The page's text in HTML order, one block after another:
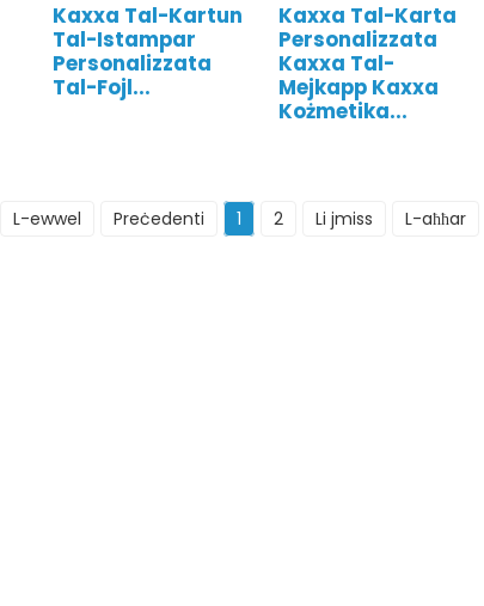
Kaxxa Tal-Kartun
Tal-Istampar
Personalizzata
Tal-Fojl...
Kaxxa Tal-Karta
Personalizzata
Kaxxa Tal-
Mejkapp Kaxxa
Kożmetika...
L-ewwel Preċedenti 1 2 Li jmiss L-aħħar